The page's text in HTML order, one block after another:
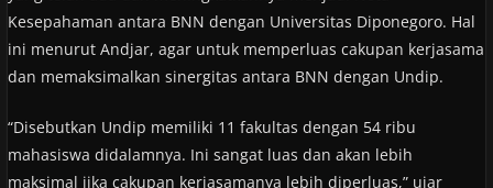
Kesepahaman antara BNN dengan Universitas Diponegoro. Hal
ini menurut Andjar, agar untuk memperluas cakupan kerjasama
dan memaksimalkan sinergitas antara BNN dengan Undip.
“Disebutkan Undip memiliki 11 fakultas dengan 54 ribu
mahasiswa didalamnya. Ini sangat luas dan akan lebih
maksimal jika cakupan kerjasamanya lebih diperluas,” ujar